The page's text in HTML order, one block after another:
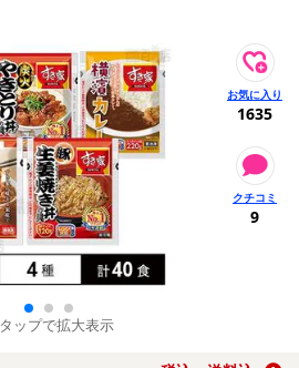
タップで拡大表示
1635
9